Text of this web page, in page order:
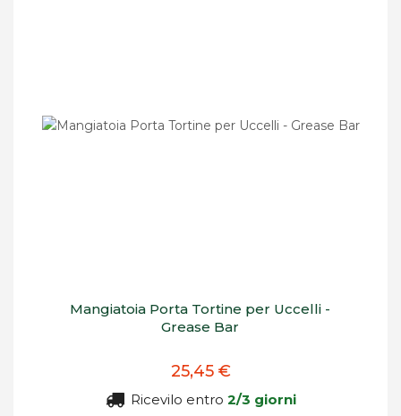
Mangiatoia Porta Tortine per Uccelli -
Grease Bar
25,45 €
Ricevilo entro 2/3 giorni